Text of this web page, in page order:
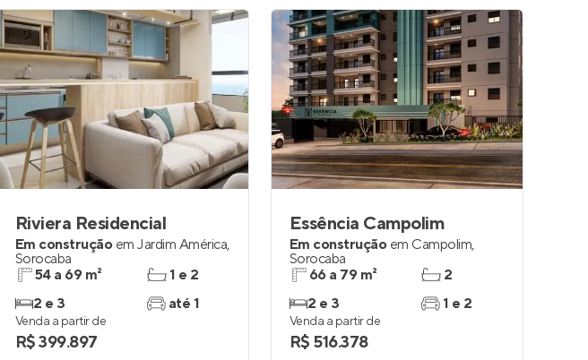
Riviera Residencial
Em construção em Jardim América,
Sorocaba
54 a 69 m²
2 e 3
1 e 2
até 1
Venda a partir de
R$ 399.897
Essência Campolim
Em construção em Campolim,
Sorocaba
66 a 79 m²
2 e 3
2
1 e 2
Venda a partir de
R$ 516.378